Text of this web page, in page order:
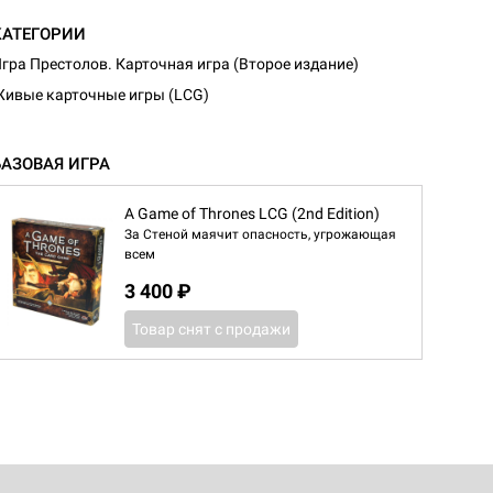
Престолов. Карточная игра (Второе издание)
карточные игры (LCG)
ИГРА
A Game of Thrones LCG (2nd Edition)
За Стеной маячит опасность, угрожающая
всем
3 400 ₽
Товар снят с продажи